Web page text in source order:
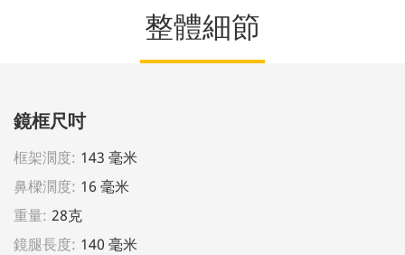
整體細節
鏡框尺吋
框架濶度: 143 毫米
鼻樑濶度: 16 毫米
重量: 28克
鏡腿長度: 140 毫米